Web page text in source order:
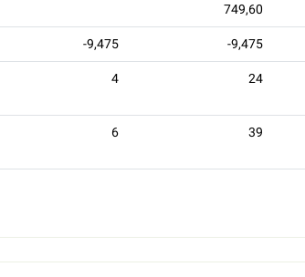
749,60
-9,475 -9,475
4 24
6 39